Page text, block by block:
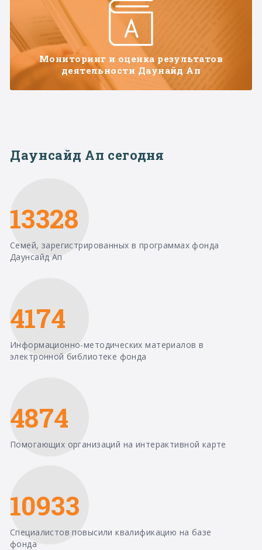
Мониторинг и оценка результатов
деятельности Даунайд Ап
Даунсайд Ап сегодня
13328
Семей, зарегистрированных в программах фонда
Даунсайд Ап
4174
Информационно-методических материалов в
электронной библиотеке фонда
4874
Помогающих организаций на интерактивной карте
10933
Специалистов повысили квалификацию на базе
фонда